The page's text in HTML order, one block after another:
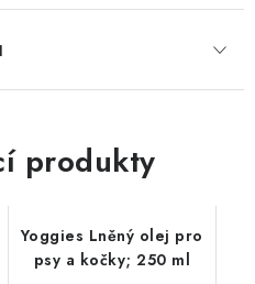
produkty
Yoggies Lněný olej pro
psy a kočky; 250 ml